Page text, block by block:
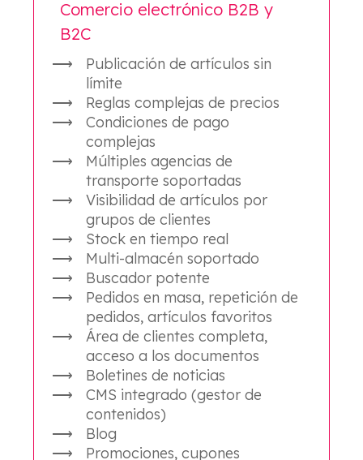
Comercio electrónico B2B y
B2C
Publicación de artículos sin
límite
Reglas complejas de precios
Condiciones de pago
complejas
Múltiples agencias de
transporte soportadas
Visibilidad de artículos por
grupos de clientes
Stock en tiempo real
Multi-almacén soportado
Buscador potente
Pedidos en masa, repetición de
pedidos, artículos favoritos
Área de clientes completa,
acceso a los documentos
Boletines de noticias
CMS integrado (gestor de
contenidos)
Blog
Promociones, cupones